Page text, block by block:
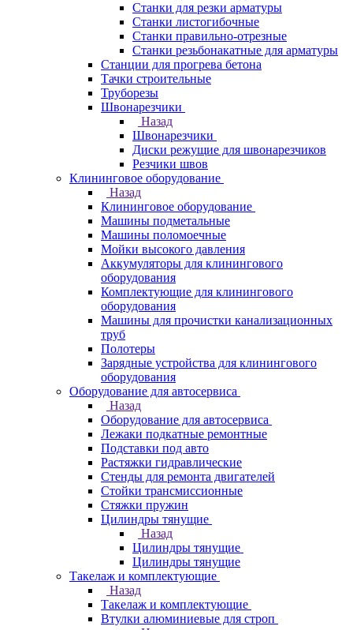
Станки для резки арматуры
Станки листогибочные
Станки правильно-отрезные
Станки резьбонакатные для арматуры
Станции для прогрева бетона
Тачки строительные
Труборезы
Швонарезчики
Назад
Швонарезчики
Диски режущие для швонарезчиков
Резчики швов
Клининговое оборудование
Назад
Клининговое оборудование
Машины подметальные
Машины поломоечные
Мойки высокого давления
Аккумуляторы для клинингового
оборудования
Комплектующие для клинингового
оборудования
Машины для прочистки канализационных
труб
Полотеры
Зарядные устройства для клинингового
оборудования
Оборудование для автосервиса
Назад
Оборудование для автосервиса
Лежаки подкатные ремонтные
Подставки под авто
Растяжки гидравлические
Стенды для ремонта двигателей
Стойки трансмиссионные
Стяжки пружин
Цилиндры тянущие
Назад
Цилиндры тянущие
Цилиндры тянущие
Такелаж и комплектующие
Назад
Такелаж и комплектующие
Втулки алюминиевые для строп